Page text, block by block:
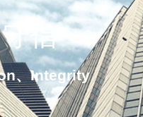
信
、Integrity